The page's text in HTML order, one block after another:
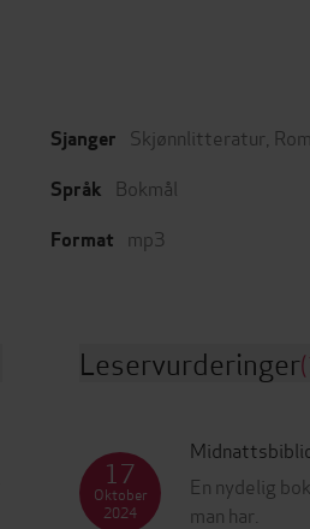
Sjanger Skjønnlitteratur
Språk Bokmål
Format mp3
Leservurderinger
En nydelig
man har.
17
Oktober
2024